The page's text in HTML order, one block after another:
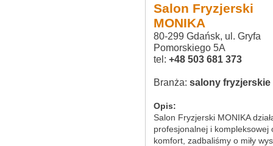
Salon Fryzjerski
MONIKA
80-299 Gdańsk, ul. Gryfa
Pomorskiego 5A
tel: +48 503 681 373
Branża: salony fryzjerskie
Opis:
Salon Fryzjerski MONIKA
profesjonalnej i kompleksowej
komfort, zadbaliśmy o miły